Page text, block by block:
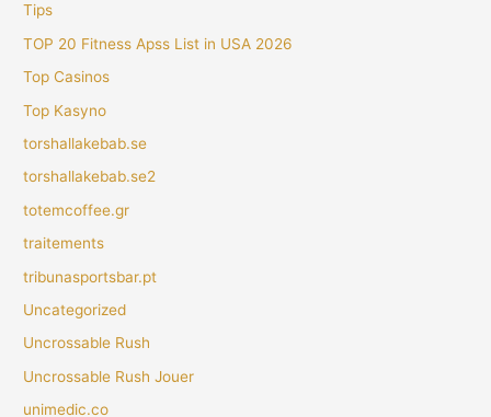
Tips
TOP 20 Fitness Apss List in USA 2026
Top Casinos
Top Kasyno
torshallakebab.se
torshallakebab.se2
totemcoffee.gr
traitements
tribunasportsbar.pt
Uncategorized
Uncrossable Rush
Uncrossable Rush Jouer
unimedic.co